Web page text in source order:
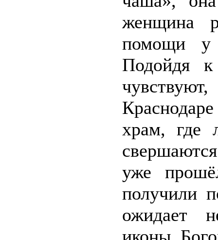
женщина
помощи у
Подойдя
храм, где
уже
получили
ожидает